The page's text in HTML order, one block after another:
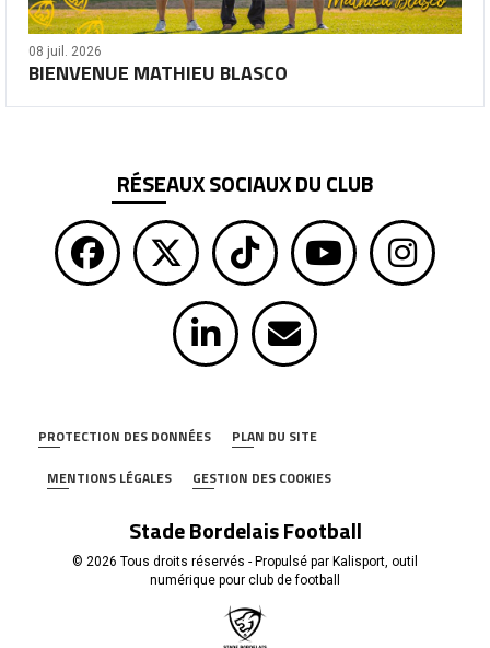
08 juil. 2026
BIENVENUE MATHIEU BLASCO
RÉSEAUX SOCIAUX DU CLUB
PROTECTION DES DONNÉES
PLAN DU SITE
MENTIONS LÉGALES
GESTION DES COOKIES
Stade Bordelais Football
© 2026 Tous droits réservés - Propulsé par Kalisport, outil
numérique pour club de football